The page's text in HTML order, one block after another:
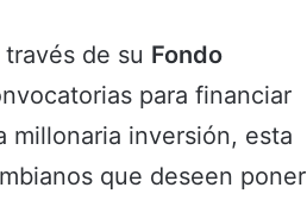
de su Fondo
para financiar
millonaria inversión, esta
que deseen poner